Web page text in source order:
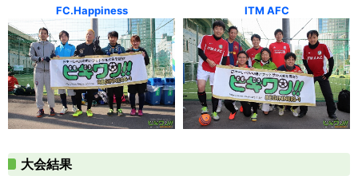
FC.Happiness ITM AFC
大会結果